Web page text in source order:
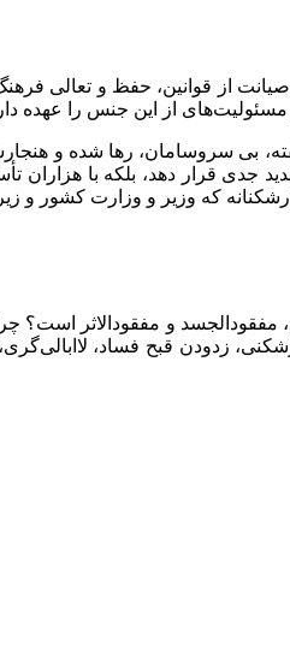
از قوانین، حفظ و تعالی
از این جنس را عهده
بی سروسامان، رها شده و
جدی قرار دهد، بلکه با
که وزیر و وزارت کشور و
و مفقودالاثر است؟
زدودن قبح فساد،